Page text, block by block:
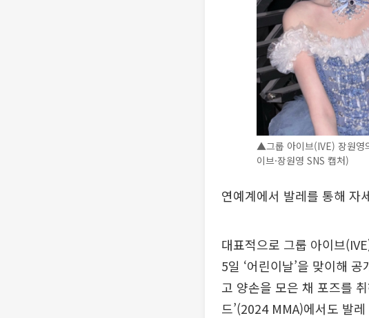
▲그룹 아이브(IVE) 장원영
이브·장원영 SNS 캡처)
연예계에서 발레를 통해 자
대표적으로 그룹 아이브
5일 ‘어린이날’을 맞이해
고 양손을 모은 채 포즈를
드’(2024 MMA)에서도 발